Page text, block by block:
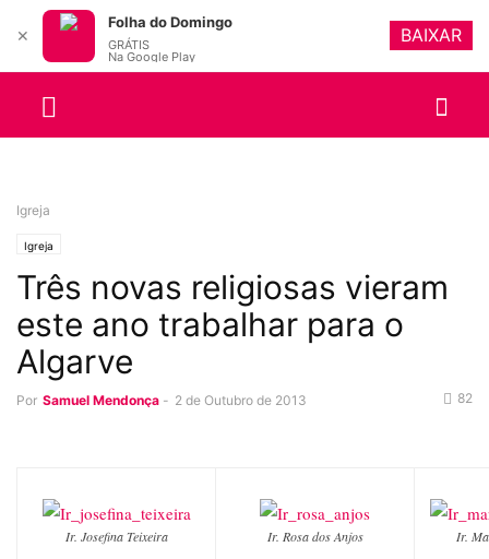
Igreja
Igreja
Três novas religiosas vieram
este ano trabalhar para o
Algarve
Por Samuel Mendonça - 2 de Outubro de 2013 82
Ir. Josefina Teixeira Ir. Rosa dos Anjos Ir.
✕
Folha do Domingo
GRÁTIS
Na Google Play
BAIXAR